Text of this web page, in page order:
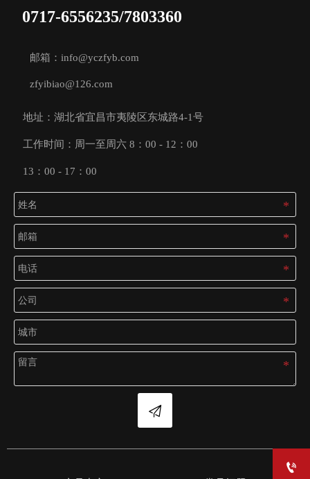
0717-6556235/7803360
邮箱：info@yczfyb.com
zfyibiao@126.com
地址：湖北省宜昌市夷陵区东城路4-1号
工作时间：周一至周六 8：00 - 12：00
13：00 - 17：00

